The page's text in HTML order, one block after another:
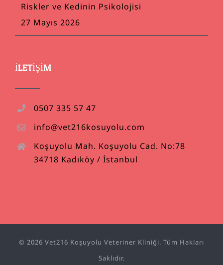
Riskler ve Kedinin Psikolojisi
27 Mayıs 2026
İLETIŞIM
0507 335 57 47
info@vet216kosuyolu.com
Koşuyolu Mah. Koşuyolu Cad. No:78
34718 Kadıköy / İstanbul
© 2026 Vet216 Koşuyolu Veteriner Kliniği. Tüm Hakları
Saklıdır.